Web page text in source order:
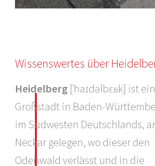
Wissenswertes über
Heidelberg [ˈhaɪdəlbɛʁk] ist
Großstadt in Baden-
im Südwesten Deutschlands,
Neckar gelegen, wo dieser den
Odenwald verlässt und in die